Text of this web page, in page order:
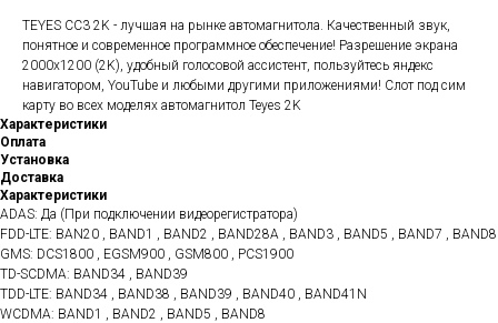
TEYES CC3 2K - лучшая на рынке автомагнитола. Качественный звук,
понятное и современное программное обеспечение! Разрешение экрана
2000х1200 (2K), удобный голосовой ассистент, пользуйтесь яндекс
навигатором, YouTube и любыми другими приложениями! Слот под сим
карту во всех моделях автомагнитол Teyes 2K
Характеристики
Оплата
Установка
Доставка
Характеристики
ADAS: Да (При подключении видеорегистратора)
FDD-LTE: BAN20 , BAND1 , BAND2 , BAND28A , BAND3 , BAND5 , BAND7 , BAND8
GMS: DCS1800 , EGSM900 , GSM800 , PCS1900
TD-SCDMA: BAND34 , BAND39
TDD-LTE: BAND34 , BAND38 , BAND39 , BAND40 , BAND41N
WCDMA: BAND1 , BAND2 , BAND5 , BAND8